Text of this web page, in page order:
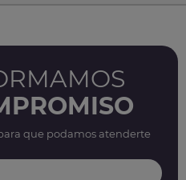
que podamos atenderte